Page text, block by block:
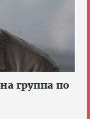
группа по